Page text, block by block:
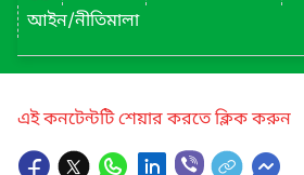
আইন/নীতিমালা
এই কনটেন্টটি শেয়ার করতে ক্লিক করুন